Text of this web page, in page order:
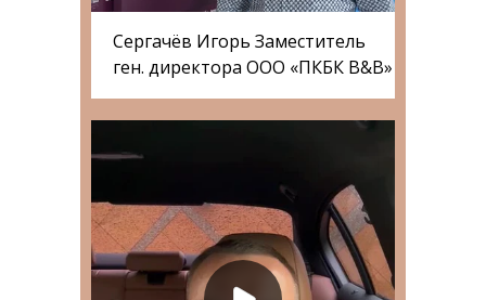
Сергачёв Игорь Заместитель
ген. директора ООО «ПКБК B&B»